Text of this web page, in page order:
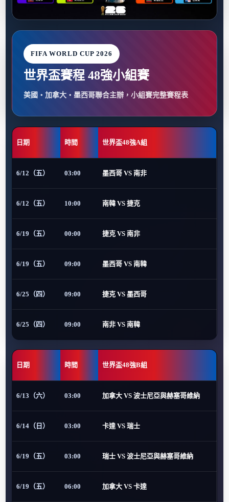
FIFA WORLD CUP 2026
世界盃賽程 48強小組賽
美國・加拿大・墨西哥聯合主辦，小組賽完整賽程表
日期 時間 世界盃48強A組
6/12（五） 03:00 墨西哥 VS 南非
6/12（五） 10:00 南韓 VS 捷克
6/19（五） 00:00 捷克 VS 南非
6/19（五） 09:00 墨西哥 VS 南韓
6/25（四） 09:00 捷克 VS 墨西哥
6/25（四） 09:00 南非 VS 南韓
日期 時間 世界盃48強B組
6/13（六） 03:00 加拿大 VS 波士尼亞與赫塞哥維納
6/14（日） 03:00 卡達 VS 瑞士
6/19（五） 03:00 瑞士 VS 波士尼亞與赫塞哥維納
6/19（五） 06:00 加拿大 VS 卡達